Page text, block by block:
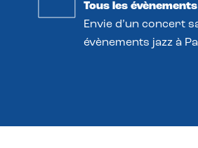
Tous les
Envie d’un concert
évènements jazz à